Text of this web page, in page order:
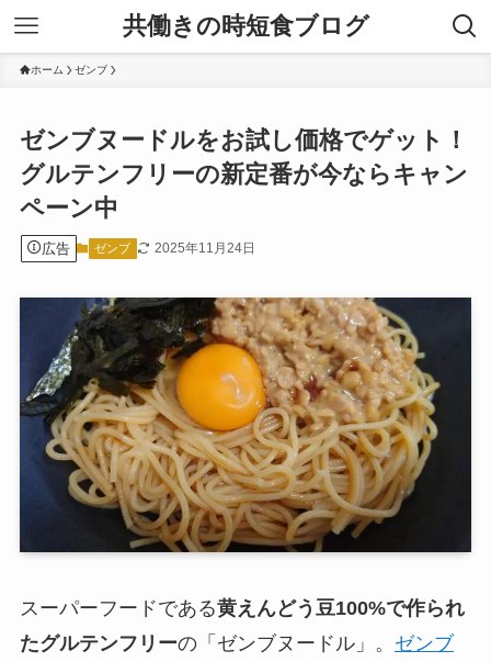
共働きの時短食ブログ
ホーム ゼンブ
ゼンブヌードルをお試し価格でゲット！
グルテンフリーの新定番が今ならキャン
ペーン中
広告 ゼンブ 2025年11月24日
スーパーフードである黄えんどう豆100%で作られ
たグルテンフリーの「ゼンブヌードル」。 ゼンブ